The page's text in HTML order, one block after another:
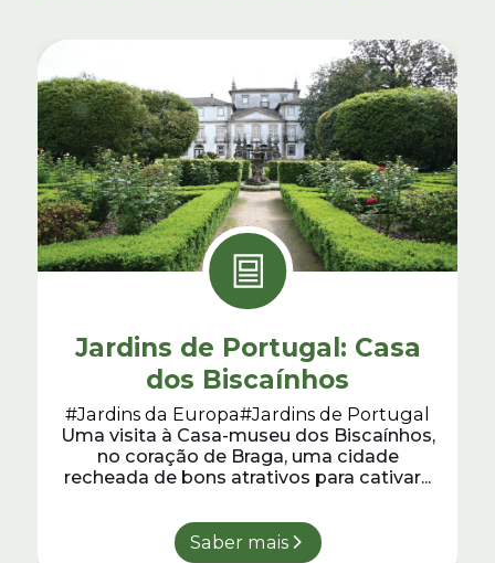
Jardins de Portugal: Casa
dos Biscaínhos
#Jardins da Europa#Jardins de Portugal
Uma visita à Casa-museu dos Biscaínhos,
no coração de Braga, uma cidade
recheada de bons atrativos para cativar...
Saber mais